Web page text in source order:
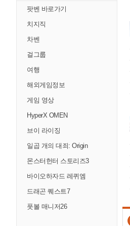
팟벤 바로가기
치지직
차벤
걸그룹
여행
해외게임정보
게임 영상
HyperX OMEN
브이 라이징
일곱 개의 대죄: Origin
몬스터헌터 스토리즈3
바이오하자드 레퀴엠
드래곤 퀘스트7
풋볼 매니저26